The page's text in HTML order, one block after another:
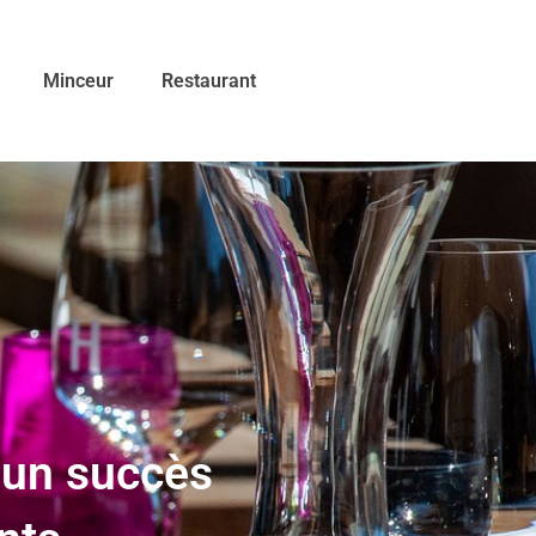
Minceur Restaurant
succès